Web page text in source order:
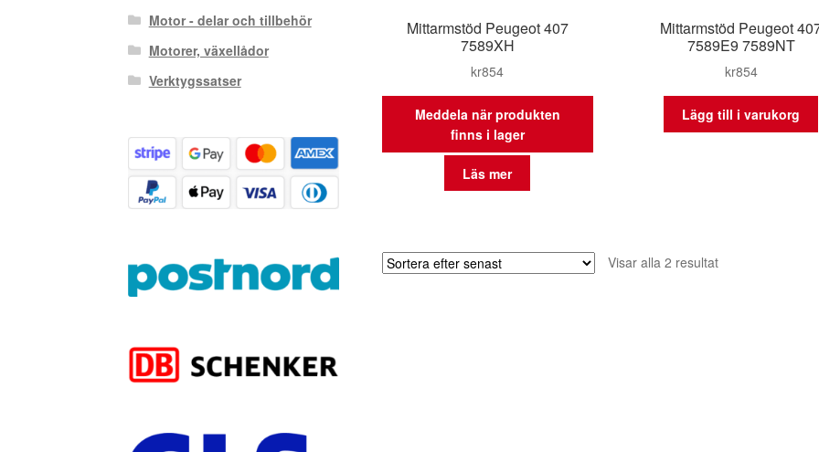
Mittarmstöd Peugeot 407
7589XH
kr854
Meddela när produkten
finns i lager
Läs mer
Mittarmstöd Peugeot
7589E9 7589NT
kr854
Lägg till i varukorg
Visar alla 2 resultatSortera
Motor - delar och tillbehör
Motorer, växellådor
Verktygssatser